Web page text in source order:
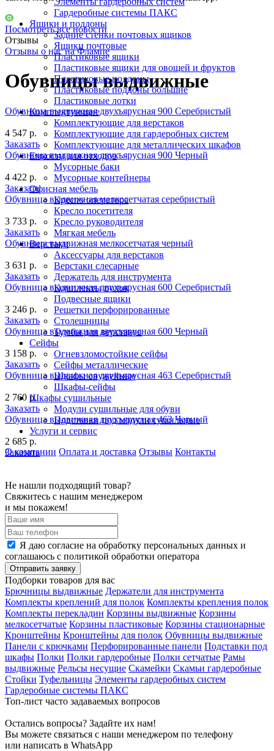
Гардеробные системы ПАКС
Ящики и поддоны
Задние стенки почтовых ящиков
Ящики почтовые
Пластиковые ящики
Пластиковые ящики для овощей и фруктов
Пластиковые поддоны
Пластиковые поддоны большие
Пластиковые лотки
Комплектующие
Комплектующие для верстаков
Комплектующие для гардеробных систем
Комплектующие для металлических шкафов
Емкости для отходов
Мусорные баки
Мусорные контейнеры
Офисная мебель
Кресло оператора
Кресло посетителя
Кресло руководителя
Мягкая мебель
Верстаки
Аксессуары для верстаков
Верстаки слесарные
Держатель для инструмента
Комплекты полок
Подвесные ящики
Решетки перфорированные
Столешницы
Тумбы для верстаков
Сейфы
Огневзломостойкие сейфы
Сейфы металлические
Шкафы оружейные
Шкафы-сейфы
Шкафы сушильные
Модули сушильные для обуви
Подставки под модули сушильные
Услуги и сервис
О компании Оплата и доставка Отзывы Контакты
Посмотреть все новости
Отзывы
Отзывы о нас на Флампе
Обувницы выдвижные
Обувница выдвижная двухъярусная 900 Серебристый
4 547 р.
Заказать
Обувница выдвижная двухъярусная 900 Черный
4 422 р.
Заказать
Обувница выдвижная мелкосетчатая серебристый
3 733 р.
Заказать
Обувница выдвижная мелкосетчатая черный
3 631 р.
Заказать
Обувница выдвижная двухъярусная 600 Серебристый
3 246 р.
Заказать
Обувница выдвижная двухъярусная 600 Черный
3 158 р.
Заказать
Обувница выдвижная двухъярусная 463 Серебристый
2 760 р.
Заказать
Обувница выдвижная двухъярусная 463 Черный
2 685 р.
Заказать
Не нашли подходящий товар?
Свяжитесь с нашим менеджером
и мы покажем!
Я даю согласие на обработку персональных данных и
соглашаюсь с политикой обработки оператора
Отправить заявку
Подборки товаров для вас
Брючницы выдвижные Держатели для инструмента
Комплекты креплений для полок Комплекты крепления полок
Комплекты перекладин Корзины выдвижные Корзины
мелкосетчатые Корзины пластиковые Корзины стационарные
Кронштейны Кронштейны для полок Обувницы выдвижные
Панели с крючками Перфорированные панели Подставки под
шкафы Полки Полки гардеробные Полки сетчатые Рамы
выдвижные Рельсы несущие Скамейки Скамьи гардеробные
Стойки Туфельницы Элементы гардеробных систем
Гардеробные системы ПАКС
Топ-лист часто задаваемых вопросов
Остались вопросы? Задайте их нам!
Вы можете связаться с наши менеджером по телефону
или написать в WhatsApp